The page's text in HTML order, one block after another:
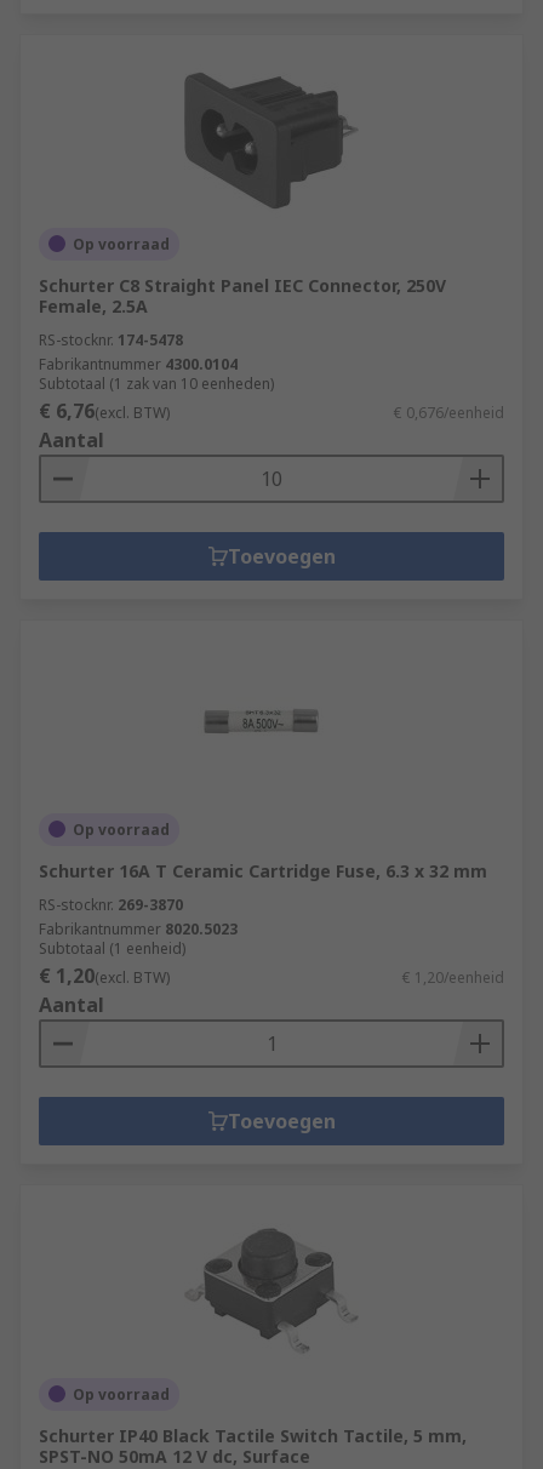
Op voorraad
Schurter C8 Straight Panel IEC Connector, 250V
Female, 2.5A
RS-stocknr. 174-5478
Fabrikantnummer 4300.0104
Subtotaal (1 zak van 10 eenheden)
€ 6,76(excl. BTW) € 0,676/eenheid
Aantal
Toevoegen
Op voorraad
Schurter 16A T Ceramic Cartridge Fuse, 6.3 x 32 mm
RS-stocknr. 269-3870
Fabrikantnummer 8020.5023
Subtotaal (1 eenheid)
€ 1,20(excl. BTW) € 1,20/eenheid
Aantal
Toevoegen
Op voorraad
Schurter IP40 Black Tactile Switch Tactile, 5 mm,
SPST-NO 50mA 12 V dc, Surface